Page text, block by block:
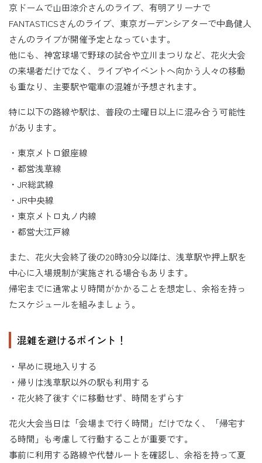
京ドームで山田涼介さんのライブ、有明アリーナで
FANTASTICSさんのライブ、東京ガーデンシアターで中島健人
さんのライブが開催予定となっています。
他にも、神宮球場で野球の試合や立川まつりなど、花火大会
の来場者だけでなく、ライブやイベントへ向かう人々の移動
も重なり、主要駅や電車の混雑が予想されます。
特に以下の路線や駅は、普段の土曜日以上に混み合う可能性
があります。
・東京メトロ銀座線
・都営浅草線
・JR総武線
・JR中央線
・東京メトロ丸ノ内線
・都営大江戸線
また、花火大会終了後の20時30分以降は、浅草駅や押上駅を
中心に入場規制が実施される場合もあります。
帰宅までに通常より時間がかかることを想定し、余裕を持っ
たスケジュールを組みましょう。
混雑を避けるポイント！
・早めに現地入りする
・帰りは浅草駅以外の駅も利用する
・花火終了後すぐに移動せず、時間をずらす
花火大会当日は「会場まで行く時間」だけでなく、「帰宅す
る時間」も考慮して行動することが重要です。
事前に利用する路線や代替ルートを確認し、余裕を持って夏